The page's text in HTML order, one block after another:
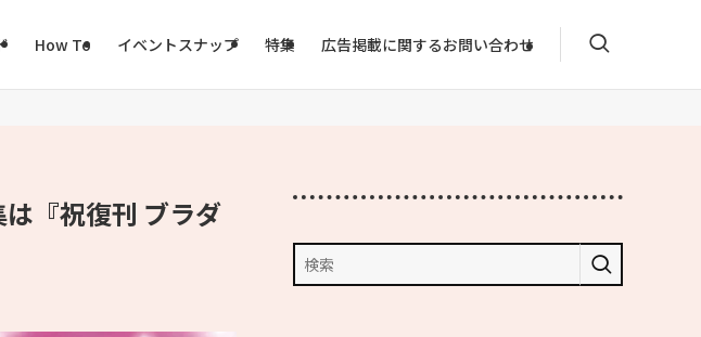
How To イベントスナップ 特集 広告掲載に関するお問い合わせ
は『祝復刊 ブラダ